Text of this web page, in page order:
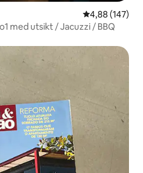
4,88 av 5 i
4,88 (147)
med utsikt / Jacuzzi / BBQ